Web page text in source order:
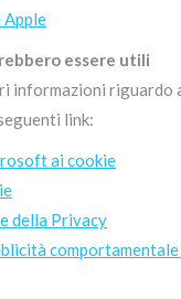
essere utili
informazioni riguardo
link:
ai cookie
della Privacy